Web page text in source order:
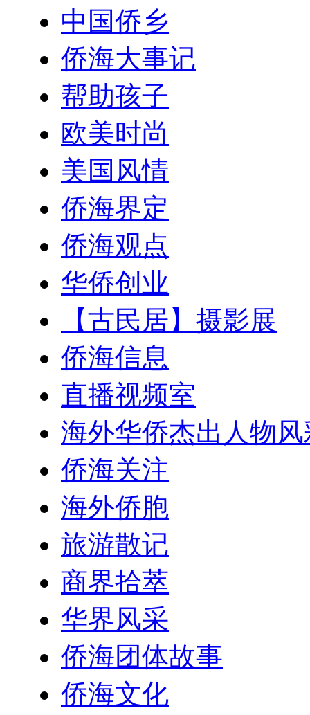
中国侨乡
侨海大事记
帮助孩子
欧美时尚
美国风情
侨海界定
侨海观点
华侨创业
【古民居】摄影展
侨海信息
直播视频室
海外华侨杰出人物
侨海关注
海外侨胞
旅游散记
商界拾萃
华界风采
侨海团体故事
侨海文化